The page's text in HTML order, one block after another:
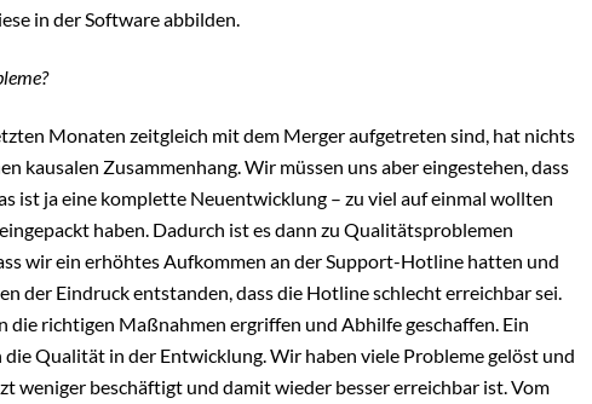
in der Software abbilden.
Monaten zeitgleich mit dem Merger aufgetreten sind, hat nichts
kausalen Zusammenhang. Wir müssen uns aber eingestehen, dass
ist ja eine komplette Neuentwicklung – zu viel auf einmal wollten
haben. Dadurch ist es dann zu Qualitätsproblemen
wir ein erhöhtes Aufkommen an der Support-Hotline hatten und
der Eindruck entstanden, dass die Hotline schlecht erreichbar sei.
die richtigen Maßnahmen ergriffen und Abhilfe geschaffen. Ein
Qualität in der Entwicklung. Wir haben viele Probleme gelöst und
weniger beschäftigt und damit wieder besser erreichbar ist. Vom